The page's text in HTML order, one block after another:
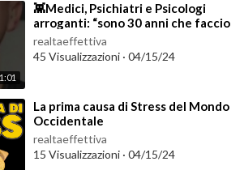
⁣👾Medici, Psichiatri e Psicologi
arroganti: “sono 30 anni che faccio
questo lavoro, eh!!!!”….
realtaeffettiva
45 Visualizzazioni · 04/15/24
⁣La prima causa di Stress del Mondo
Occidentale
realtaeffettiva
15 Visualizzazioni · 04/15/24